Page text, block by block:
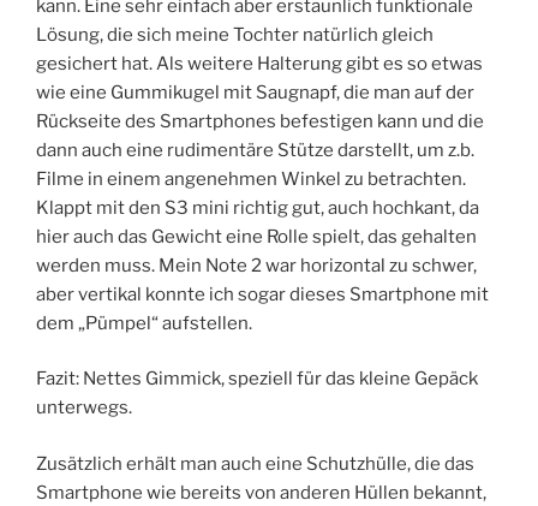
kann. Eine sehr einfach aber erstaunlich funktionale
Lösung, die sich meine Tochter natürlich gleich
gesichert hat. Als weitere Halterung gibt es so etwas
wie eine Gummikugel mit Saugnapf, die man auf der
Rückseite des Smartphones befestigen kann und die
dann auch eine rudimentäre Stütze darstellt, um z.b.
Filme in einem angenehmen Winkel zu betrachten.
Klappt mit den S3 mini richtig gut, auch hochkant, da
hier auch das Gewicht eine Rolle spielt, das gehalten
werden muss. Mein Note 2 war horizontal zu schwer,
aber vertikal konnte ich sogar dieses Smartphone mit
dem „Pümpel“ aufstellen.
Fazit: Nettes Gimmick, speziell für das kleine Gepäck
unterwegs.
Zusätzlich erhält man auch eine Schutzhülle, die das
Smartphone wie bereits von anderen Hüllen bekannt,